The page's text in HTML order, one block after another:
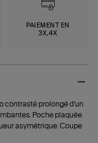
PAIEMENT EN
3X,4X
contrasté prolongé d'un
Poche plaquée
asymétrique. Coupe